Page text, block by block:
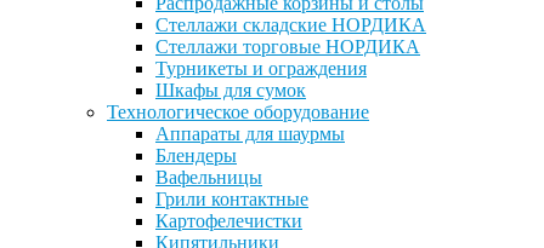
Стеллажи складские НОРДИКА
Стеллажи торговые НОРДИКА
Турникеты и ограждения
Шкафы для сумок
Технологическое оборудование
Аппараты для шаурмы
Блендеры
Вафельницы
Грили контактные
Картофелечистки
Кипятильники